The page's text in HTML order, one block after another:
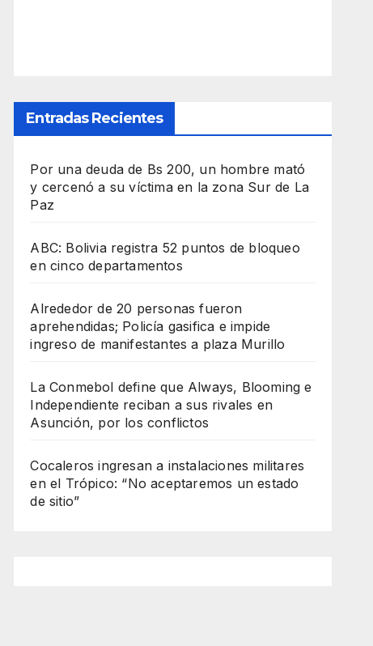
Entradas Recientes
Por una deuda de Bs 200, un hombre mató
y cercenó a su víctima en la zona Sur de La
Paz
ABC: Bolivia registra 52 puntos de bloqueo
en cinco departamentos
Alrededor de 20 personas fueron
aprehendidas; Policía gasifica e impide
ingreso de manifestantes a plaza Murillo
La Conmebol define que Always, Blooming e
Independiente reciban a sus rivales en
Asunción, por los conflictos
Cocaleros ingresan a instalaciones militares
en el Trópico: “No aceptaremos un estado
de sitio”